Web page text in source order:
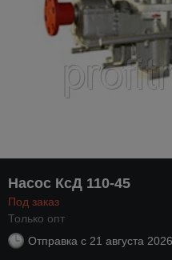
Насос КсД 110-45
Под заказ
Только опт
Отправка с 21 августа 2026